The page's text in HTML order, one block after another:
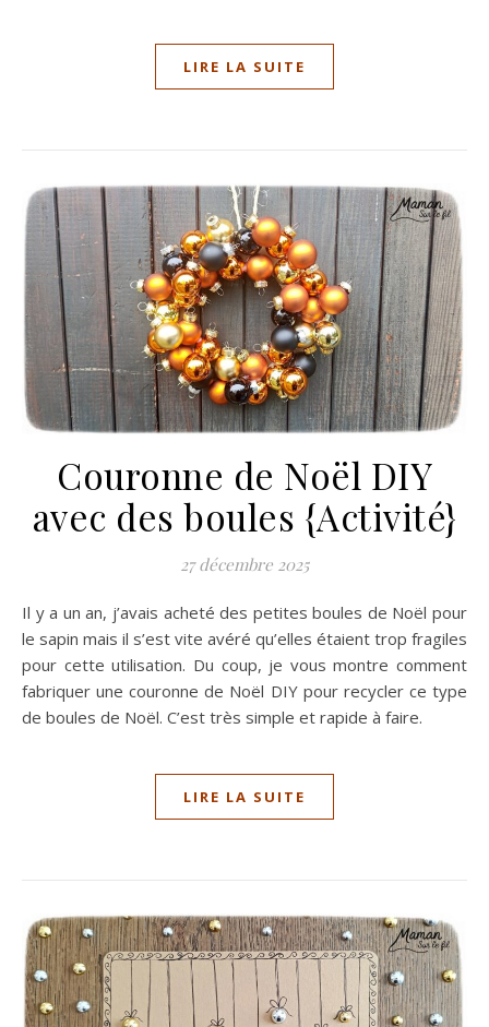
LIRE LA SUITE
Couronne de Noël DIY
avec des boules {Activité}
27 décembre 2025
Il y a un an, j’avais acheté des petites boules de Noël pour
le sapin mais il s’est vite avéré qu’elles étaient trop fragiles
pour cette utilisation. Du coup, je vous montre comment
fabriquer une couronne de Noël DIY pour recycler ce type
de boules de Noël. C’est très simple et rapide à faire.
LIRE LA SUITE